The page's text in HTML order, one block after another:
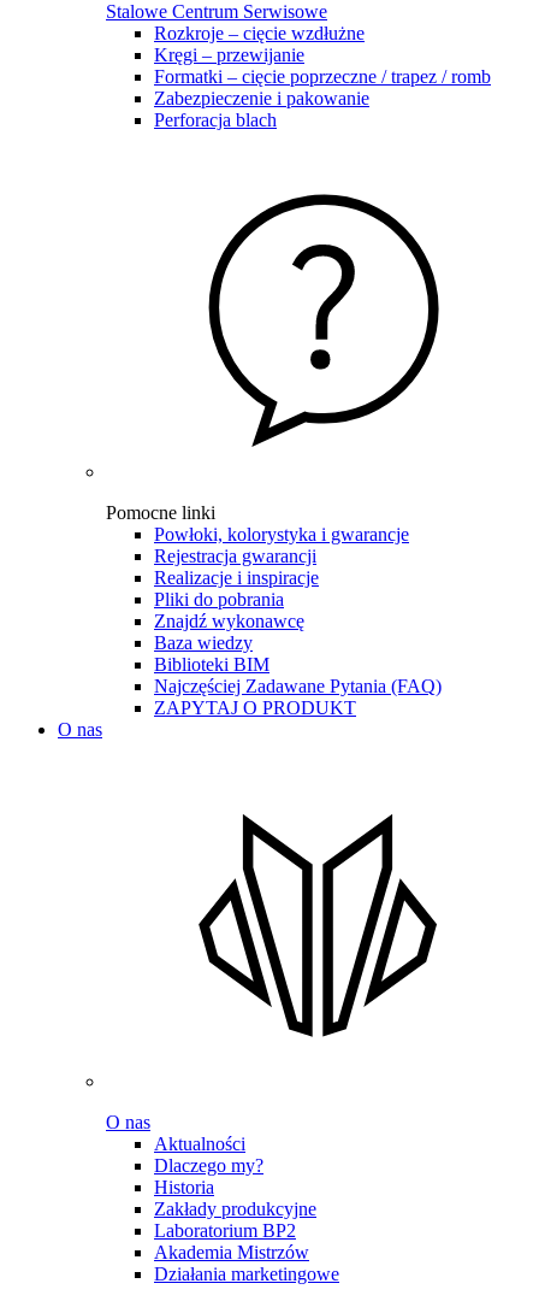
Stalowe Centrum Serwisowe
Rozkroje – cięcie wzdłużne
Kręgi – przewijanie
Formatki – cięcie poprzeczne / trapez / romb
Zabezpieczenie i pakowanie
Perforacja blach
Pomocne linki
Powłoki, kolorystyka i gwarancje
Rejestracja gwarancji
Realizacje i inspiracje
Pliki do pobrania
Znajdź wykonawcę
Baza wiedzy
Biblioteki BIM
Najczęściej Zadawane Pytania (FAQ)
ZAPYTAJ O PRODUKT
O nas
O nas
Aktualności
Dlaczego my?
Historia
Zakłady produkcyjne
Laboratorium BP2
Akademia Mistrzów
Działania marketingowe